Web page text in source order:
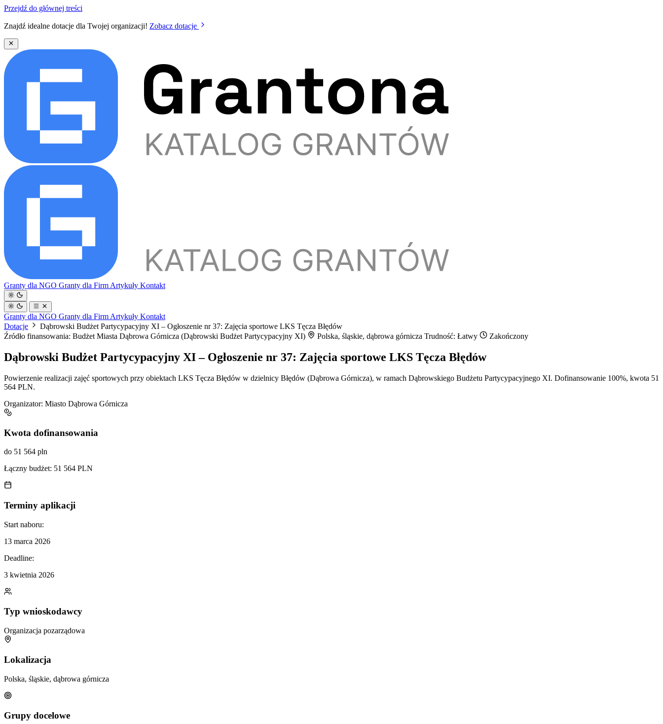
Przejdź do głównej treści
Znajdź idealne dotacje dla Twojej organizacji! Zobacz dotacje
Granty dla NGO Granty dla Firm Artykuły Kontakt
Granty dla NGO Granty dla Firm Artykuły Kontakt
Dotacje
Dąbrowski Budżet Partycypacyjny XI – Ogłoszenie nr 37: Zajęcia sportowe LKS Tęcza Błędów
Źródło finansowania: Budżet Miasta Dąbrowa Górnicza (Dąbrowski Budżet Partycypacyjny XI)
Polska, śląskie, dąbrowa górnicza Trudność: Łatwy Zakończony
Dąbrowski Budżet Partycypacyjny XI – Ogłoszenie nr 37: Zajęcia sportowe LKS Tęcza Błędów
Powierzenie realizacji zajęć sportowych przy obiektach LKS Tęcza Błędów w dzielnicy Błędów (Dąbrowa Górnicza), w ramach Dąbrowskiego Budżetu Partycypacyjnego XI. Dofinansowanie 100%, kwota 51
564 PLN.
Organizator: Miasto Dąbrowa Górnicza
Kwota dofinansowania
do 51 564 pln
Łączny budżet: 51 564 PLN
Terminy aplikacji
Start naboru:
13 marca 2026
Deadline:
3 kwietnia 2026
Typ wnioskodawcy
Organizacja pozarządowa
Lokalizacja
Polska, śląskie, dąbrowa górnicza
Grupy docelowe